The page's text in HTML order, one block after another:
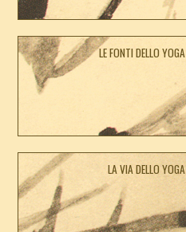
LE FONTI DELLO YOGA
LA VIA DELLO YOGA